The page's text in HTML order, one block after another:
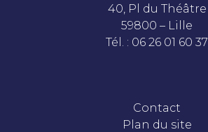
40, Pl du Théâtre
59800 – Lille
Tél. : 06 26 01 60 37
Contact
Plan du site